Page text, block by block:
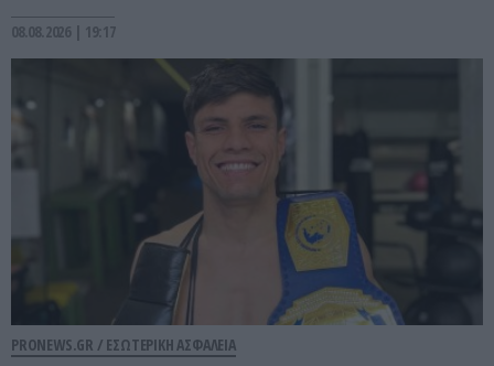
08.08.2026 | 19:17
PRONEWS.GR / ΕΣΩΤΕΡΙΚΗ ΑΣΦΑΛΕΙΑ